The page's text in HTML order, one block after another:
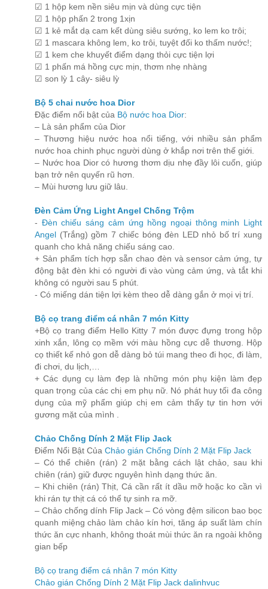
☑ 1 hộp kem nền siêu mịn và dùng cực tiện
☑ 1 hộp phấn 2 trong 1xịn
☑ 1 kẻ mắt dạ cam kết dùng siêu sướng, ko lem ko trôi;
☑ 1 mascara không lem, ko trôi, tuyệt đối ko thấm nước!;
☑ 1 kem che khuyết điểm dạng thỏi cực tiện lợi
☑ 1 phấn má hồng cực mịn, thơm nhẹ nhàng
☑ son lỳ 1 cây- siêu lỳ
Bộ 5 chai nước hoa Dior
Đặc điểm nổi bật của Bộ nước hoa Dior:
– Là sản phẩm của Dior
– Thương hiệu nước hoa nổi tiếng, với nhiều sản phẩm
nước hoa chinh phục người dùng ở khắp nơi trên thế giới.
– Nước hoa Dior có hương thơm dịu nhẹ đầy lôi cuốn, giúp
bạn trở nên quyến rũ hơn.
– Mùi hương lưu giữ lâu.
Đèn Cảm Ứng Light Angel Chống Trộm
- Đèn chiếu sáng cảm ứng hồng ngoại thông minh Light
Angel (Trắng) gồm 7 chiếc bóng đèn LED nhỏ bố trí xung
quanh cho khả năng chiếu sáng cao.
+ Sản phẩm tích hợp sẵn chao đèn và sensor cảm ứng, tự
động bật đèn khi có người đi vào vùng cảm ứng, và tắt khi
không có người sau 5 phút.
- Có miếng dán tiện lợi kèm theo dễ dàng gắn ở mọi vị trí.
Bộ cọ trang điểm cá nhân 7 món Kitty
+Bộ cọ trang điểm Hello Kitty 7 món được đựng trong hộp
xinh xắn, lông cọ mềm với màu hồng cực dễ thương. Hộp
cọ thiết kế nhỏ gon dễ dàng bỏ túi mang theo đi học, đi làm,
đi chơi, du lịch,…
+ Các dụng cụ làm đẹp là những món phụ kiện làm đẹp
quan trọng của các chị em phụ nữ. Nó phát huy tối đa công
dụng của mỹ phẩm giúp chị em cảm thấy tự tin hơn với
gương mặt của mình .
Chảo Chống Dính 2 Mặt Flip Jack
Điểm Nổi Bật Của Chảo gián Chống Dính 2 Mặt Flip Jack
– Có thể chiên (rán) 2 mặt bằng cách lật chảo, sau khi
chiên (rán) giữ được nguyên hình dạng thức ăn.
– Khi chiên (rán) Thịt, Cá cần rất ít dầu mỡ hoặc ko cần vì
khi rán tự thịt cá có thể tự sinh ra mỡ.
– Chảo chống dính Flip Jack – Có vòng đệm silicon bao bọc
quanh miệng chảo làm chảo kín hơi, tăng áp suất làm chín
thức ăn cực nhanh, không thoát mùi thức ăn ra ngoài không
gian bếp
Bộ cọ trang điểm cá nhân 7 món Kitty
Chảo gián Chống Dính 2 Mặt Flip Jack dalinhvuc